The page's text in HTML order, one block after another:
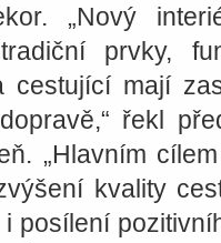
„Nový
prvky,
cestující mají
řekl
„Hlavním
kvality
posílení